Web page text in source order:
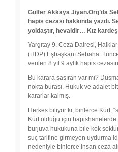
Gülfer Akkaya Jiyan.Org’da
hapis cezası hakkında yazdı.
yoldaştır, hevaldir… Kız
Yargıtay 9. Ceza Dairesi,
(HDP) Eşbaşkanı Sebahat
verilen 8 yıl 9 aylık hapis
Bu karara şaşıran var mı?
nokta burası. Hukuk ve adalet
kararlar kalmış.
Herkes biliyor ki; binlerce Kürt,
Kürt olduğu için
burjuva hukukuna bile kök
suç tarifine girmeyen uydurma
nedeniyle binlerce insan ceza